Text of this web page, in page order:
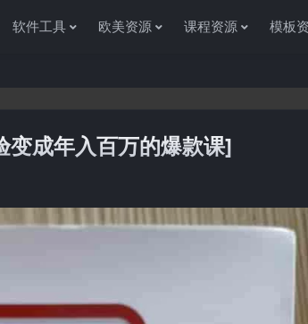
软件工具 欧美资源 课程资源 模板
成年入百万的爆款课]
感谢您访问资源杂货铺获取各种信息资源!如果遇到